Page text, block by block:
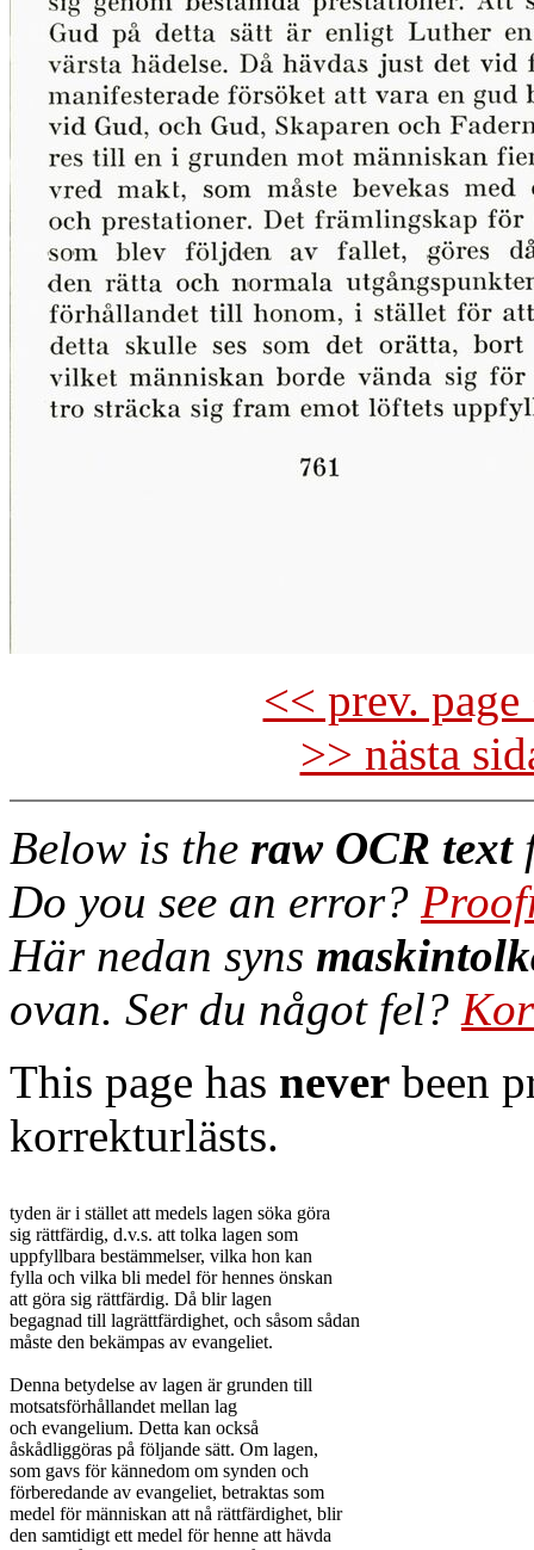
<< prev.
>> nästa
Below is the raw OCR text
Do you see an error?
Här nedan syns
ovan. Ser du något fel?
This page has never been
korrekturlästs.
tyden är i stället att medels lagen söka göra
sig rättfärdig, d.v.s. att tolka lagen som
uppfyllbara bestämmelser, vilka hon kan
fylla och vilka bli medel för hennes önskan
att göra sig rättfärdig. Då blir lagen
begagnad till lagrättfärdighet, och såsom sådan
måste den bekämpas av evangeliet.
Denna betydelse av lagen är grunden till
motsatsförhållandet mellan lag
och evangelium. Detta kan också
åskådliggöras på följande sätt. Om lagen,
som gavs för kännedom om synden och
förberedande av evangeliet, betraktas som
medel för människan att nå rättfärdighet, blir
den samtidigt ett medel för henne att hävda